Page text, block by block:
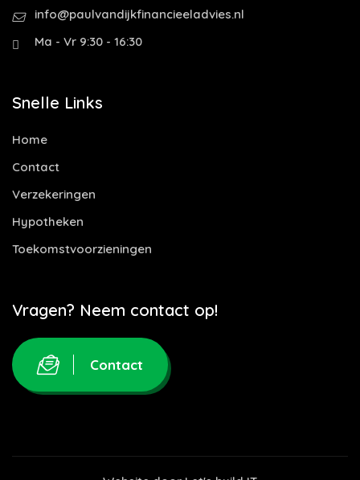
info@paulvandijkfinancieeladvies.nl
Ma - Vr 9:30 - 16:30
Snelle Links
Home
Contact
Verzekeringen
Hypotheken
Toekomstvoorzieningen
Vragen? Neem contact op!
Contact